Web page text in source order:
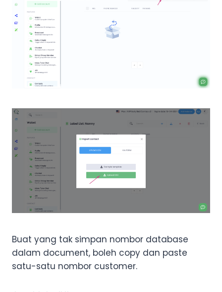
Buat yang tak simpan nombor database
dalam document, boleh copy dan paste
satu-satu nombor customer.